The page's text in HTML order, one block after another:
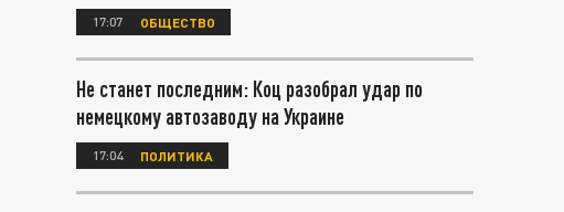
17:07 ОБЩЕСТВО
Не станет последним: Коц разобрал удар по
немецкому автозаводу на Украине
17:04 ПОЛИТИКА